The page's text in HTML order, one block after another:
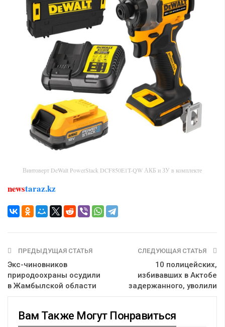
Винтоверт DeWalt PowerStack DCF850E1T-QW АКБ и ЗУ в комплекте
newstaraz.kz
ПРЕДЫДУЩАЯ СТАТЬЯ
Экс-чиновников
природоохраны осудили
в Жамбылской области
СЛЕДУЮЩАЯ СТАТЬЯ
10 полицейских,
избивавших в Актобе
задержанного, уволили
Вам Также Могут Понравиться